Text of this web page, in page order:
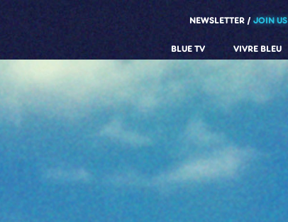
NEWSLETTER JOIN US
BLUE TV VIVRE BLEU